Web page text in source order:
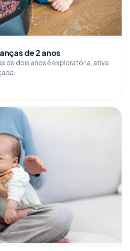
de 2 anos
de dois anos é exploratória, ativa